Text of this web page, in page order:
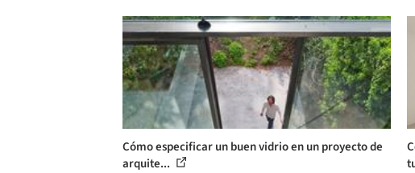
Cómo especificar un buen vidrio en un proyecto de
arquite...